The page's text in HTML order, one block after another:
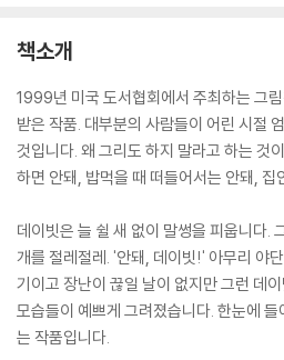
책소개
1999년 미국 도서협회에서 주최하는 그
받은 작품. 대부분의 사람들이 어린 시절
것입니다. 왜 그리도 하지 말라고 하는 것
하면 안돼, 밥먹을 때 떠들어서는 안돼, 집
데이빗은 늘 쉴 새 없이 말썽을 피웁니다.
개를 절레절레. '안돼, 데이빗!' 아무리 야
기이고 장난이 끊일 날이 없지만 그런 데
모습들이 예쁘게 그려졌습니다. 한눈에
는 작품입니다.